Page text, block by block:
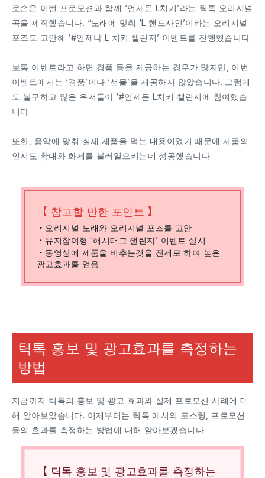
로손은 이번 프로모션과 함께 ‘언제든 L치키’라는 틱톡 오리지널
곡을 제작했습니다. “노래에 맞춰 ‘L 핸드사인’이라는 오리지널
포즈도 고안해 ‘#언제나 L 치키 챌린지’ 이벤트를 진행했습니다.
보통 이벤트라고 하면 경품 등을 제공하는 경우가 많지만, 이번
이벤트에서는 ‘경품’이나 ‘선물’을 제공하지 않았습니다. 그럼에
도 불구하고 많은 유저들이 ‘#언제든 L치키 챌린지에 참여했습
니다.
또한, 음악에 맞춰 실제 제품을 먹는 내용이었기 때문에 제품의
인지도 확대와 화제를 불러일으키는데 성공했습니다.
【 참고할 만한 포인트 】
・오리지널 노래와 오리지널 포즈를 고안
・유저참여형 ‘해시태그 챌린지’ 이벤트 실시
・동영상에 제품을 비추는것을 전제로 하여 높은
광고효과를 얻음
틱톡 홍보 및 광고효과를 측정하는
방법
지금까지 틱톡의 홍보 및 광고 효과와 실제 프로모션 사례에 대
해 알아보았습니다. 이제부터는 틱톡 에서의 포스팅, 프로모션
등의 효과를 측정하는 방법에 대해 알아보겠습니다.
【 틱톡 홍보 및 광고효과를 측정하는